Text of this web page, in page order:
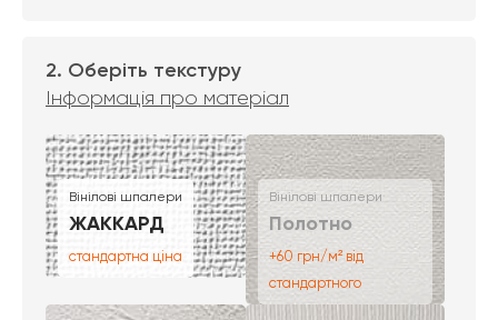
2. Оберіть текстуру
Інформація про матеріал
Вінілові шпалери
ЖАККАРД
стандартна ціна
Вінілові шпалери
Полотно
+60 грн/м² від
стандартного